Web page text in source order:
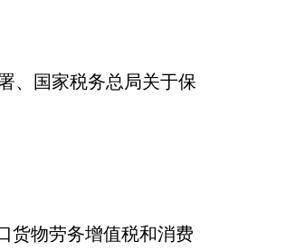
、国家税务总局关于保
货物劳务增值税和消费